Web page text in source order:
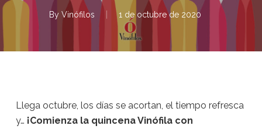
By Vinófilos 1 de octubre de 2020
Llega octubre, los días se acortan, el tiempo refresca
y… ¡Comienza la quincena Vinófila con